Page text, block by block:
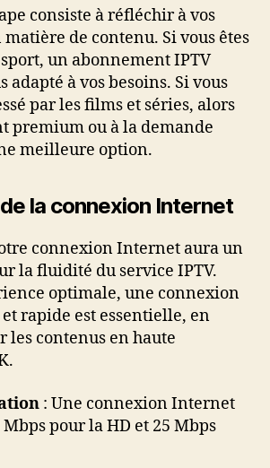
consiste à réfléchir à vos
de contenu. Si vous êtes
un abonnement IPTV
adapté à vos besoins. Si vous
par les films et séries, alors
premium ou à la demande
meilleure option.
la connexion Internet
connexion Internet aura un
la fluidité du service IPTV.
optimale, une connexion
rapide est essentielle, en
contenus en haute
: Une connexion Internet
Mbps pour la HD et 25 Mbps